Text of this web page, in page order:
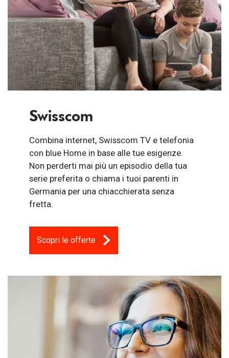
Swisscom
Combina internet, Swisscom TV e telefonia
con blue Home in base alle tue esigenze.
Non perderti mai più un episodio della tua
serie preferita o chiama i tuoi parenti in
Germania per una chiacchierata senza
fretta.
Scopri le offerte